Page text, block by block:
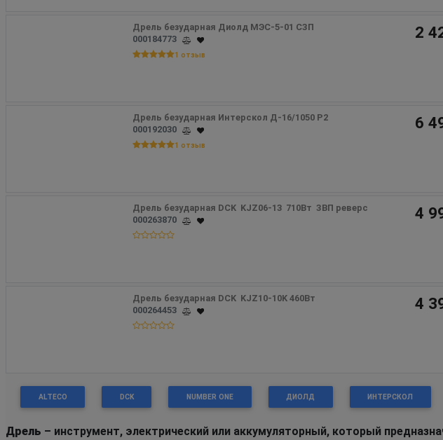
Дрель безударная Диолд МЭС-5-01 СЗП
000184773
1 отзыв
2
Дрель безударная Интерскол Д-16/1050 Р2
000192030
1 отзыв
6
Дрель безударная DCK  KJZ06-13  710Вт  ЗВП реверс
000263870
4
Дрель безударная DCK  KJZ10-10K 460Вт
000264453
4
ALTECO DCK NUMBER ONE ДИОЛД ИНТЕРСКОЛ
Дрель – инструмент, электрический или аккумуляторный, который